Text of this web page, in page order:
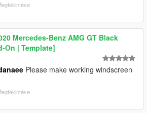
Mercedes-Benz AMG GT Black
On | Template]
Please make working windscreen